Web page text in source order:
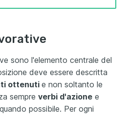
sono l'elemento centrale del
deve essere descritta
ottenuti e non soltanto le
sempre verbi d'azione e
quando possibile. Per ogni